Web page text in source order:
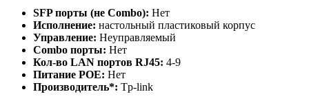
SFP порты (не Combo): Нет
Исполнение: настольный пластиковый корпус
Управление: Неуправляемый
Combo порты: Нет
Кол-во LAN портов RJ45: 4-9
Питание РОЕ: Нет
Производитель*: Tp-link